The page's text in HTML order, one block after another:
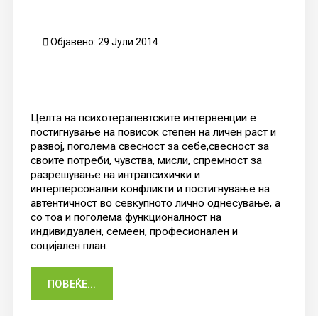
Објавено: 29 Јули 2014
Целта на психотерапевтските интервенции е
постигнување на повисок степен на личен раст и
развој, поголема свесност за себе,свесност за
своите потреби, чувства, мисли, спремност за
разрешување на интрапсихички и
интерперсонални конфликти и постигнување на
автентичност во севкупното лично однесување, а
со тоа и поголема функционалност на
индивидуален, семеен, професионален и
социјален план.
ПОВЕЌЕ...